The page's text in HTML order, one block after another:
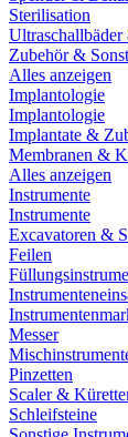
Sterilisation
Zubehör &
Alles anzeigen
Implantologie
Implantologie
Implantate &
Membranen &
Alles anzeigen
Instrumente
Instrumente
Excavatoren &
Feilen
Messer
Pinzetten
Scaler &
Schleifsteine